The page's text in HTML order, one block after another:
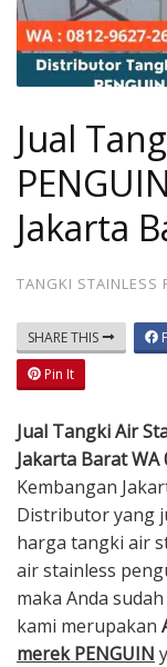
Jual
Jakarta
TANGKI STAINLESS
SHARE THIS
Pin It
Jual Tangki Air
Jakarta Barat WA
Kembangan
Distributor yang
harga tangki air
air stainless
maka Anda
kami merupakan
merek PENGUIN